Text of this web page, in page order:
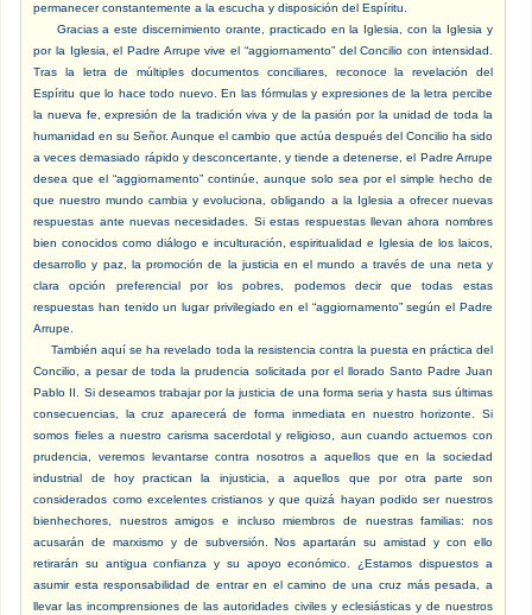
permanecer constantemente a la escucha y disposición del Espíritu.
Gracias a este discernimiento orante, practicado en la Iglesia, con la Iglesia y
por la Iglesia, el Padre Arrupe vive el “aggiornamento” del Concilio con intensidad.
Tras la letra de múltiples documentos conciliares, reconoce la revelación del
Espíritu que lo hace todo nuevo. En las fórmulas y expresiones de la letra percibe
la nueva fe, expresión de la tradición viva y de la pasión por la unidad de toda la
humanidad en su Señor. Aunque el cambio que actúa después del Concilio ha sido
a veces demasiado rápido y desconcertante, y tiende a detenerse, el Padre Arrupe
desea que el “aggiornamento” continúe, aunque solo sea por el simple hecho de
que nuestro mundo cambia y evoluciona, obligando a la Iglesia a ofrecer nuevas
respuestas ante nuevas necesidades. Si estas respuestas llevan ahora nombres
bien conocidos como diálogo e inculturación, espiritualidad e Iglesia de los laicos,
desarrollo y paz, la promoción de la justicia en el mundo a través de una neta y
clara opción preferencial por los pobres, podemos decir que todas estas
respuestas han tenido un lugar privilegiado en el “aggiornamento” según el Padre
Arrupe.
También aquí se ha revelado toda la resistencia contra la puesta en práctica del
Concilio, a pesar de toda la prudencia solicitada por el llorado Santo Padre Juan
Pablo II. Si deseamos trabajar por la justicia de una forma seria y hasta sus últimas
consecuencias, la cruz aparecerá de forma inmediata en nuestro horizonte. Si
somos fieles a nuestro carisma sacerdotal y religioso, aun cuando actuemos con
prudencia, veremos levantarse contra nosotros a aquellos que en la sociedad
industrial de hoy practican la injusticia, a aquellos que por otra parte son
considerados como excelentes cristianos y que quizá hayan podido ser nuestros
bienhechores, nuestros amigos e incluso miembros de nuestras familias: nos
acusarán de marxismo y de subversión. Nos apartarán su amistad y con ello
retirarán su antigua confianza y su apoyo económico. ¿Estamos dispuestos a
asumir esta responsabilidad de entrar en el camino de una cruz más pesada, a
llevar las incomprensiones de las autoridades civiles y eclesiásticas y de nuestros